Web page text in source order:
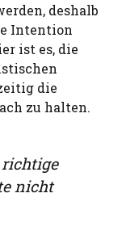
deshalb
Intention
ist es, die
die
zu halten.
richtige
nicht